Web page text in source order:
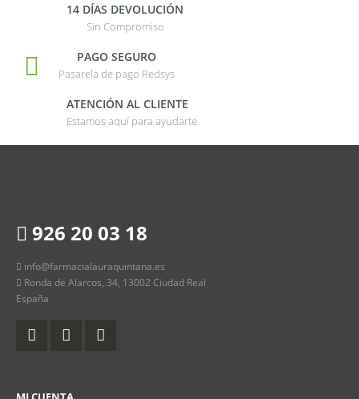
14 DÍAS DEVOLUCIÓN
Sin Compromiso
PAGO SEGURO
Pasarela de pago Redsys
ATENCIÓN AL CLIENTE
Estamos aquí para ayudarte
926 20 03 18
info@farmacialauraquintana.es
Ronda de Alarcos, 34, 13002 Ciudad Real
España